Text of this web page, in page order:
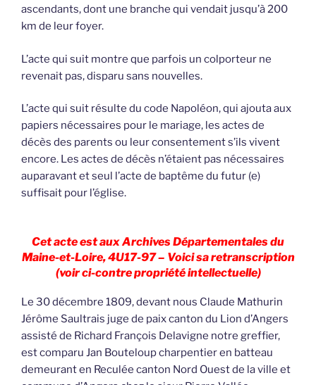
ascendants, dont une branche qui vendait jusqu’à 200
km de leur foyer.
L’acte qui suit montre que parfois un colporteur ne
revenait pas, disparu sans nouvelles.
L’acte qui suit résulte du code Napoléon, qui ajouta aux
papiers nécessaires pour le mariage, les actes de
décès des parents ou leur consentement s’ils vivent
encore. Les actes de décès n’étaient pas nécessaires
auparavant et seul l’acte de baptême du futur (e)
suffisait pour l’église.
Cet acte est aux Archives Départementales du
Maine-et-Loire, 4U17-97 – Voici sa retranscription
(voir ci-contre propriété intellectuelle)
Le 30 décembre 1809, devant nous Claude Mathurin
Jérôme Saultrais juge de paix canton du Lion d’Angers
assisté de Richard François Delavigne notre greffier,
est comparu Jan Bouteloup charpentier en batteau
demeurant en Reculée canton Nord Ouest de la ville et